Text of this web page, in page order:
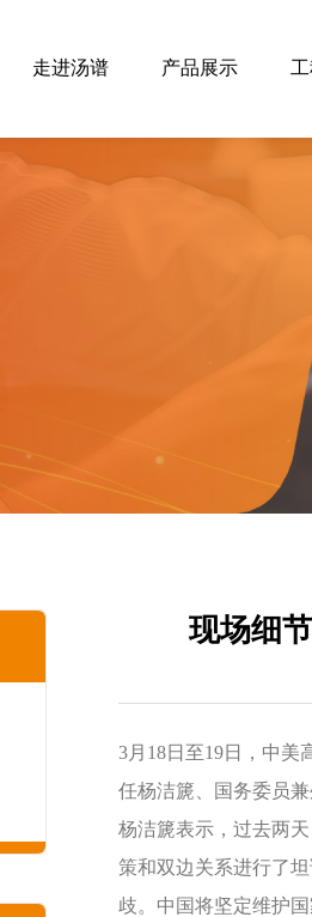
走进汤谱 产品展示
现场细
3月18日至19日，中美
任杨洁篪、国务委员
杨洁篪表示，过去两
策和双边关系进行了
歧。中国将坚定维护